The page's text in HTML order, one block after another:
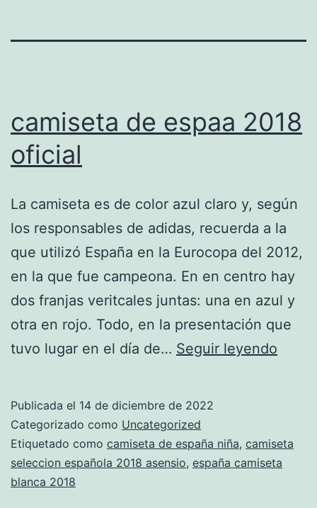
camiseta de espaa 2018
oficial
La camiseta es de color azul claro y, según
los responsables de adidas, recuerda a la
que utilizó España en la Eurocopa del 2012,
en la que fue campeona. En en centro hay
dos franjas veritcales juntas: una en azul y
otra en rojo. Todo, en la presentación que
tuvo lugar en el día de… Seguir leyendo
oficial
Publicada el 14 de diciembre de 2022
Categorizado como Uncategorized
Etiquetado como camiseta de españa niña, camiseta
seleccion española 2018 asensio, españa camiseta
blanca 2018